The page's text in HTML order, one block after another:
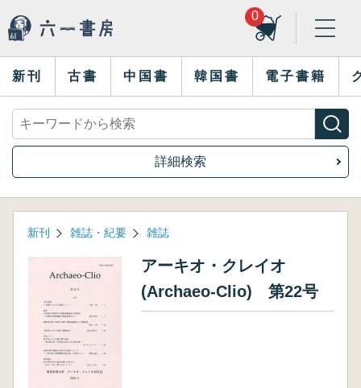
0
新刊 古書 中国書 韓国書 電子書籍
詳細検索
新刊 雑誌・紀要 雑誌
アーキオ・クレイオ
(Archaeo-Clio) 第22号